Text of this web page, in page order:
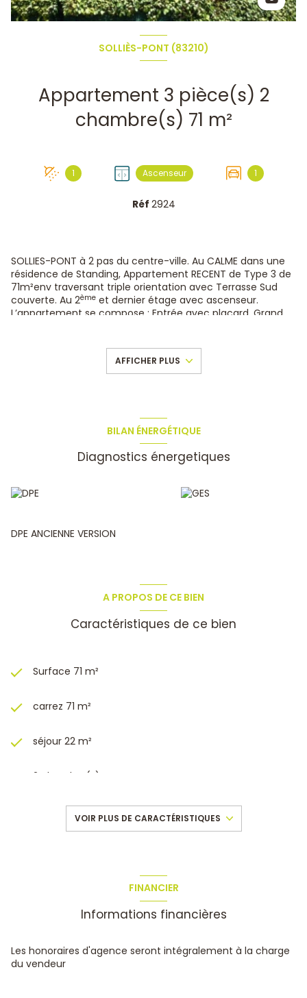
SOLLIÈS-PONT (83210)
Appartement 3 pièce(s) 2
chambre(s) 71 m²
1 Ascenseur 1
Réf 2924
SOLLIES-PONT à 2 pas du centre-ville. Au CALME dans une
résidence de Standing, Appartement RECENT de Type 3 de
71m²env traversant triple orientation avec Terrasse Sud
couverte. Au 2ème et dernier étage avec ascenseur.
L’appartement se compose : Entrée avec placard, Grand
couverte (13m²). 2 chambres avec placard dont 1
climatisée avec accès direct à la terrasse. 1 WC séparé
avec lave main. Salle de douches. Belles prestations : store
parkings privés + 1 GARAGE hors sol + 1 Local à vélo
commun. PARFAIT ETAT. PAS DE TRAVAUX A PREVOIR.
Charges 95€/mois env. Copropriété de 36 logements. A
AFFICHER PLUS
BILAN ÉNERGÉTIQUE
Diagnostics énergetiques
DPE ANCIENNE VERSION
A PROPOS DE CE BIEN
Caractéristiques de ce bien
Surface 71 m²
carrez 71 m²
séjour 22 m²
2 chambre(s)
1 salle(s) d'eau
cuisine séparée (équipée)
Chauffage individuel : radiateur (electrique)
1 garage(s)
VOIR PLUS DE CARACTÉRISTIQUES
FINANCIER
Informations financières
Les honoraires d'agence seront intégralement à la charge
du vendeur